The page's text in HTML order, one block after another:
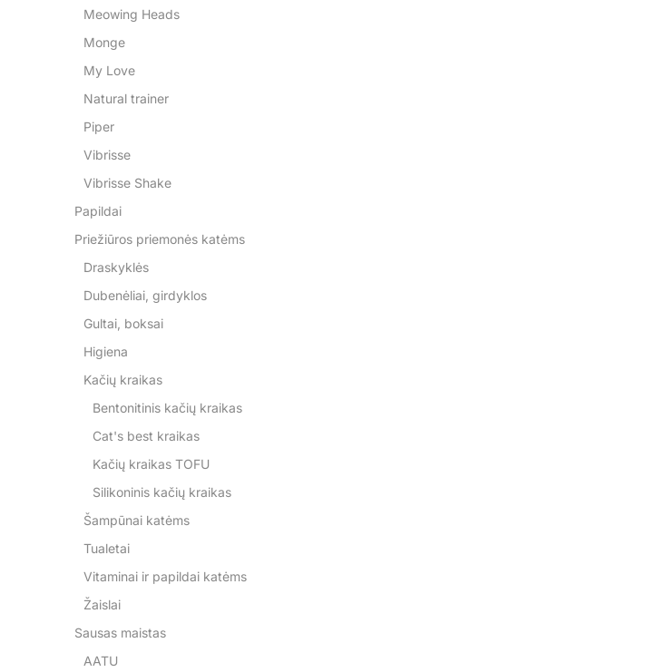
Meowing Heads
Monge
My Love
Natural trainer
Piper
Vibrisse
Vibrisse Shake
Papildai
Priežiūros priemonės katėms
Draskyklės
Dubenėliai, girdyklos
Gultai, boksai
Higiena
Kačių kraikas
Bentonitinis kačių kraikas
Cat's best kraikas
Kačių kraikas TOFU
Silikoninis kačių kraikas
Šampūnai katėms
Tualetai
Vitaminai ir papildai katėms
Žaislai
Sausas maistas
AATU